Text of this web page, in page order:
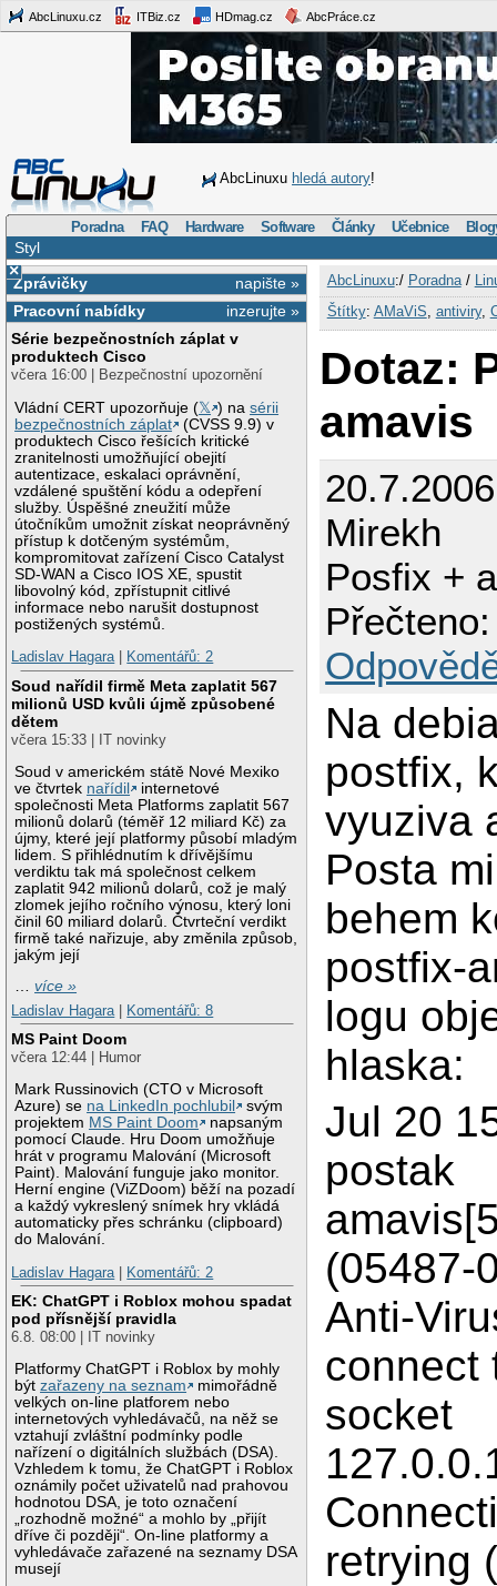
AbcLinuxu.cz ITBiz.cz HDmag.cz AbcPráce.cz
AbcLinuxu hledá autory!
Poradna FAQ Hardware Software Články Učebnice
Styl
×
napište »
Zprávičky
inzerujte »
Pracovní nabídky
Série bezpečnostních záplat v
produktech Cisco
včera 16:00 | Bezpečnostní upozornění
Vládní CERT upozorňuje (𝕏 ) nasérii
bezpečnostních záplat
(CVSS 9.9) v
produktech Cisco řešících kritické
zranitelnosti umožňující obejití
autentizace, eskalaci oprávnění,
vzdálené spuštění kódu a odepření
služby. Úspěšné zneužití může
útočníkům umožnit získat neoprávněný
přístup k dotčeným systémům,
kompromitovat zařízení Cisco Catalyst
SD-WAN a Cisco IOS XE, spustit
libovolný kód, zpřístupnit citlivé
informace nebo narušit dostupnost
postižených systémů.
Ladislav Hagara| Komentářů: 2
Soud nařídil firmě Meta zaplatit 567
milionů USD kvůli újmě způsobené
dětem
včera 15:33 | IT novinky
Soud v americkém státě Nové Mexiko
ve čtvrtek nařídil
internetové
společnosti Meta Platforms zaplatit 567
milionů dolarů (téměř 12 miliard Kč) za
újmy, které její platformy působí mladým
lidem. S přihlédnutím k dřívějšímu
verdiktu tak má společnost celkem
zaplatit 942 milionů dolarů, což je malý
zlomek jejího ročního výnosu, který loni
činil 60 miliard dolarů. Čtvrteční verdikt
firmě také nařizuje, aby změnila způsob,
jakým její
…více »
Ladislav Hagara
Komentářů: 8
MS Paint Doom
včera 12:44 | Humor
Mark Russinovich (CTO v Microsoft
Azure) se na LinkedIn pochlubil
svým
projektem MS Paint Doom
napsaným
pomocí Claude. Hru Doom umožňuje
hrát v programu Malování (Microsoft
Paint). Malování funguje jako monitor.
Herní engine (ViZDoom) běží na pozadí
a každý vykreslený snímek hry vkládá
automaticky přes schránku (clipboard)
do Malování.
Ladislav Hagara
Komentářů: 2
EK: ChatGPT i Roblox mohou spadat
pod přísnější pravidla
6.8. 08:00 | IT novinky
Platformy ChatGPT i Roblox by mohly
býtzařazeny na seznam
mimořádně
velkých on-line platforem nebo
internetových vyhledávačů, na něž se
vztahují zvláštní podmínky podle
nařízení o digitálních službách (DSA).
Vzhledem k tomu, že ChatGPT i Roblox
oznámily počet uživatelů nad prahovou
hodnotou DSA, je toto označení
„rozhodně možné“ a mohlo by „přijít
dříve či později“. On-line platformy a
vyhledávače zařazené na seznamy DSA
musejí
AbcLinuxu:/ Poradna/
Štítky: AMaViS antiviry,
Dotaz:
amavis
Mirekh
Posfix +
Na
postfix,
vyuziva
Posta
behem
postfix-
logu
hlaska:
Jul 20
postak
(05487-
Anti-
connect
socket
retrying